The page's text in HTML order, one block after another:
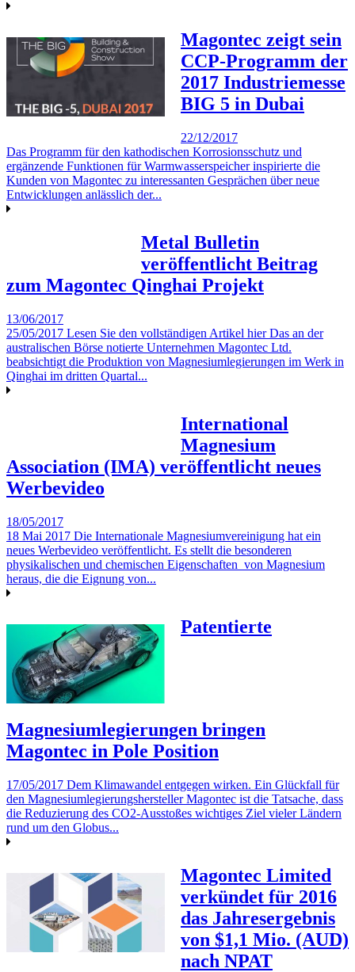
Magontec zeigt sein
CCP-Programm der
2017 Industriemesse
BIG 5 in Dubai
22/12/2017
Das Programm für den kathodischen Korrosionsschutz und
ergänzende Funktionen für Warmwasserspeicher inspirierte die
Kunden von Magontec zu interessanten Gesprächen über neue
Entwicklungen anlässlich der...
Metal Bulletin
veröffentlicht Beitrag
zum Magontec Qinghai Projekt
13/06/2017
25/05/2017 Lesen Sie den vollständigen Artikel hier Das an der
australischen Börse notierte Unternehmen Magontec Ltd.
beabsichtigt die Produktion von Magnesiumlegierungen im Werk in
Qinghai im dritten Quartal...
International
Magnesium
Association (IMA) veröffentlicht neues
Werbevideo
18/05/2017
18 Mai 2017 Die Internationale Magnesiumvereinigung hat ein
neues Werbevideo veröffentlicht. Es stellt die besonderen
physikalischen und chemischen Eigenschaften von Magnesium
heraus, die die Eignung von...
Patentierte
Magnesiumlegierungen bringen
Magontec in Pole Position
17/05/2017 Dem Klimawandel entgegen wirken. Ein Glückfall für
den Magnesiumlegierungshersteller Magontec ist die Tatsache, dass
die Reduzierung des CO2-Ausstoßes wichtiges Ziel vieler Ländern
rund um den Globus...
Magontec Limited
verkündet für 2016
das Jahresergebnis
von $1,1 Mio. (AUD)
nach NPAT